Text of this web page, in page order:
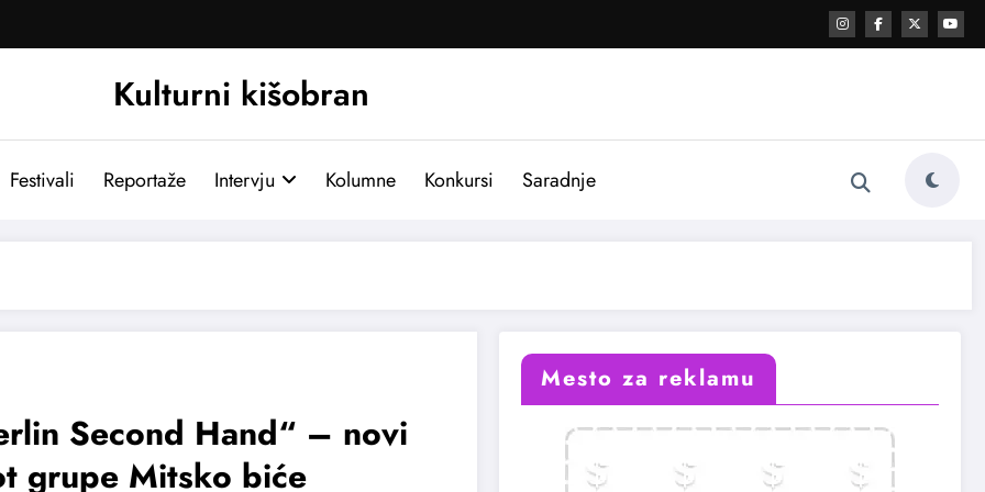
Kulturni kišobran
Festivali Reportaže Intervju Kolumne Konkursi Saradnje
Second Hand“ – novi
grupe Mitsko biće
Mesto za reklamu